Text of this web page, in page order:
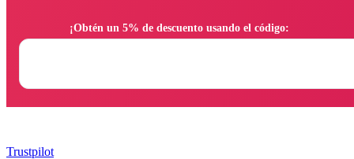
Trustpilot